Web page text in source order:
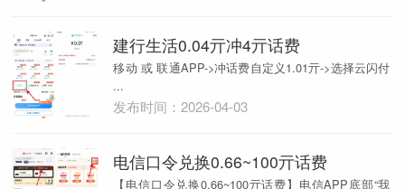
建行生活0.04亓冲4亓话费
移动 或 联通APP->冲话费自定义1.01亓->选择云闪付
...
发布时间：2026-04-03
电信口令兑换0.66~100亓话费
【电信口令兑换0.66~100亓话费】电信APP底部“我